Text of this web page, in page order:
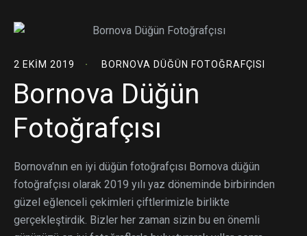
2 EKIM 2019 BORNOVA DÜĞÜN FOTOĞRAFÇISI
Bornova Düğün
Fotoğrafçısı
Bornova’nın en iyi düğün fotoğrafçısı Bornova düğün
fotoğrafçısı olarak 2019 yılı yaz döneminde birbirinden
güzel eğlenceli çekimleri çiftlerimizle birlikte
gerçekleştirdik. Bizler her zaman sizin bu en önemli